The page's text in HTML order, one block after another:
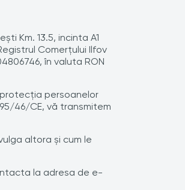
Km. 13.5, incinta A1
Comerțului Ilfov
în valuta RON
protecţia persoanelor
46/CE, vă transmitem
altora şi cum le
la adresa de e-